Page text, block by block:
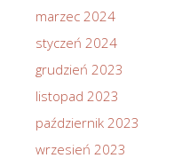
marzec 2024
styczeń 2024
grudzień 2023
listopad 2023
październik 2023
wrzesień 2023